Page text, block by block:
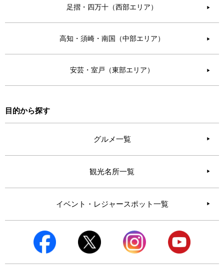
足摺・四万十（西部エリア） ▶︎
高知・須崎・南国（中部エリア） ▶︎
安芸・室戸（東部エリア） ▶︎
目的から探す
グルメ一覧
観光名所一覧
イベント・レジャースポット一覧